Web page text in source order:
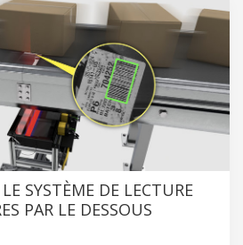
SYSTÈME DE LECTURE
PAR LE DESSOUS